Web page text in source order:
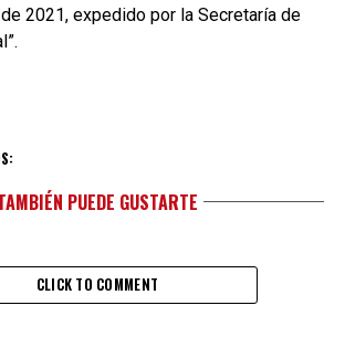
2021, expedido por la Secretaría de
PUEDE GUSTARTE
CLICK TO COMMENT